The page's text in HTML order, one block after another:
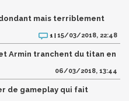
mais terriblement
1 |15/03/2018, 22:48
Armin tranchent du titan en
06/03/2018, 13:44
de gameplay qui fait